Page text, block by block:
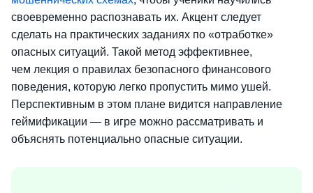
своевременно распознавать их. Акцент следует
сделать на практических заданиях по «отработке»
опасных ситуаций. Такой метод эффективнее,
чем лекция о правилах безопасного финансового
поведения, которую легко пропустить мимо ушей.
Перспективным в этом плане видится направление
геймификации — в игре можно рассматривать и
объяснять потенциально опасные ситуации.